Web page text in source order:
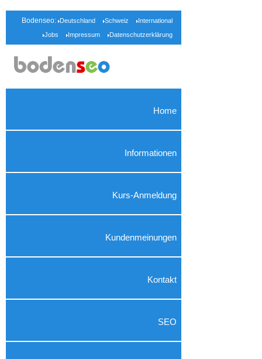
Bodenseo: Deutschland Schweiz
International
Jobs
Impressum Datenschutzerklärung
Home
Informationen
Kurs-Anmeldung
Kundenmeinungen
Kontakt
SEO